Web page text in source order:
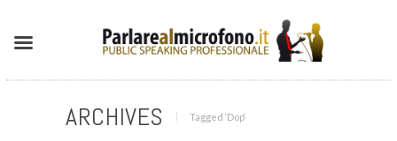
ARCHIVES Tagged ‘Dop‘